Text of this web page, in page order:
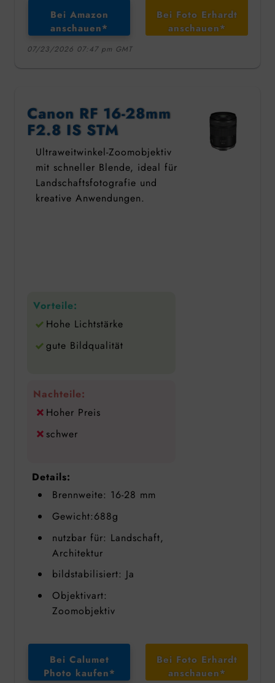
Bei Amazon
anschauen*
Bei Foto Erhardt
anschauen*
07/23/2026 07:47 pm GMT
Canon RF 16-28mm
F2.8 IS STM
Ultraweitwinkel-Zoomobjektiv
mit schneller Blende, ideal für
Landschaftsfotografie und
kreative Anwendungen.
Vorteile:
Hohe Lichtstärke
gute Bildqualität
Nachteile:
Hoher Preis
schwer
Details:
Brennweite: 16-28 mm
Gewicht:688g
nutzbar für: Landschaft,
Architektur
bildstabilisiert: Ja
Objektivart:
Zoomobjektiv
Bei Calumet
Photo kaufen*
Bei Foto Erhardt
anschauen*